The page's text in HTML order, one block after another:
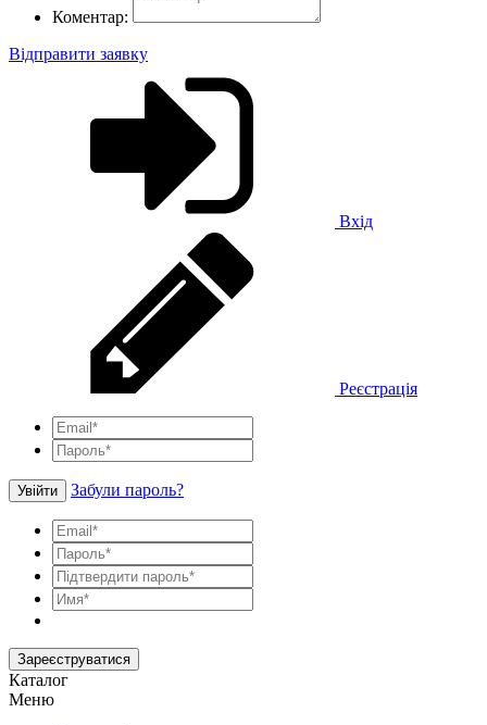
Коментар:
Відправити заявку
Вхід
Реєстрація
Увійти Забули пароль?
Зареєструватися
Каталог
Меню